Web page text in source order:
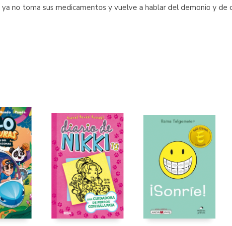
no toma sus medicamentos y vuelve a hablar del demonio y de